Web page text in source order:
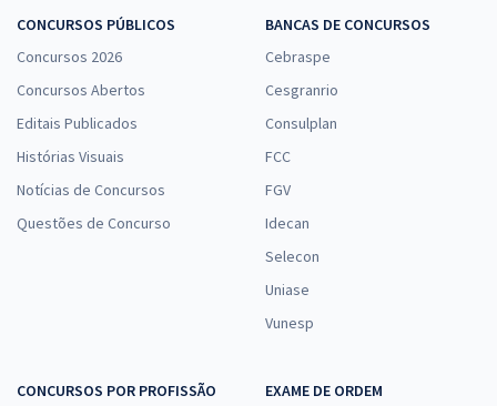
CONCURSOS PÚBLICOS
Concursos 2026
Concursos Abertos
Editais Publicados
Histórias Visuais
Notícias de Concursos
Questões de Concurso
BANCAS DE CONCURSOS
Cebraspe
Cesgranrio
Consulplan
FCC
FGV
Idecan
Selecon
Uniase
Vunesp
CONCURSOS POR PROFISSÃO EXAME DE ORDEM